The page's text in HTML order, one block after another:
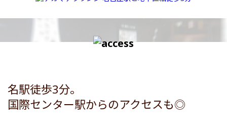
名駅徒歩3分。
国際センター駅からのアクセスも◎